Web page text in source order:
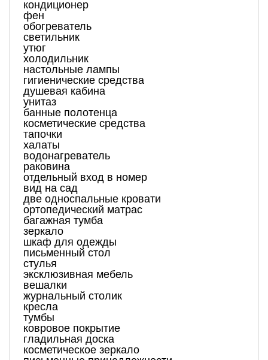
кондиционер
фен
обогреватель
светильник
утюг
холодильник
настольные лампы
гигиенические средства
душевая кабина
унитаз
банные полотенца
косметические средства
тапочки
халаты
водонагреватель
раковина
отдельный вход в номер
вид на сад
две односпальные кровати
ортопедический матрас
багажная тумба
зеркало
шкаф для одежды
письменный стол
стулья
эксклюзивная мебель
вешалки
журнальный столик
кресла
тумбы
ковровое покрытие
гладильная доска
косметическое зеркало